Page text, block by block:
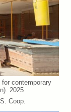
contemporary
2025
Coop.